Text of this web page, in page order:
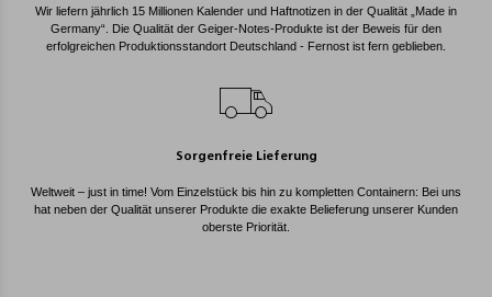
Wir liefern jährlich 15 Millionen Kalender und Haftnotizen in der Qualität „Made in
Germany“. Die Qualität der Geiger-Notes-Produkte ist der Beweis für den
erfolgreichen Produktionsstandort Deutschland - Fernost ist fern geblieben.
Sorgenfreie Lieferung
Weltweit – just in time! Vom Einzelstück bis hin zu kompletten Containern: Bei uns
hat neben der Qualität unserer Produkte die exakte Belieferung unserer Kunden
oberste Priorität.